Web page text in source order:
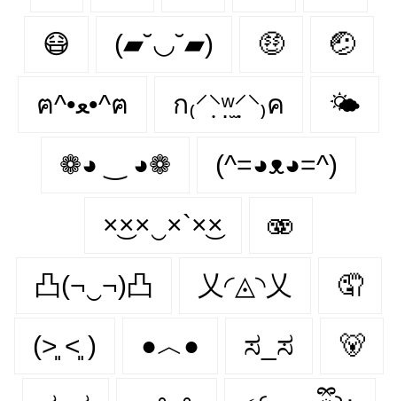
😷 (▰˘◡˘▰) 🤑 🤕
ฅ^•ﻌ•^ฅ ก₍⸍⸌̣ʷ̣̫⸍̣⸌₎ค 🌤
❁◕ ‿ ◕❁ (^=◕ᴥ◕=^)
×͜××‿×`×͜× 🫨
凸(¬‿¬)凸 乂◜◬◝乂 🤦
(˃͈ ˂͈ ) ●︿● ಸ_ಸ 🐻